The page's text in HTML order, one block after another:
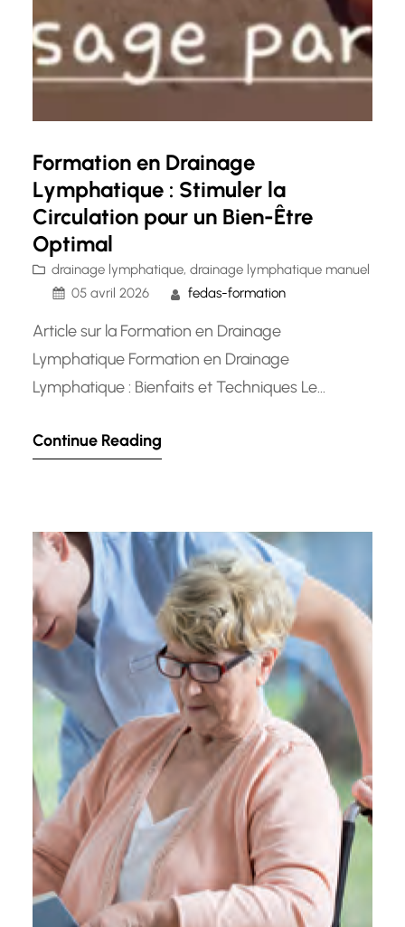
Formation en Drainage
Lymphatique : Stimuler la
Circulation pour un Bien-Être
Optimal
drainage lymphatique, drainage lymphatique manuel
05 avril 2026
fedas-formation
Article sur la Formation en Drainage
Lymphatique Formation en Drainage
Lymphatique : Bienfaits et Techniques Le
massage doux et rythmé qui vise à stimuler la
nombreux bienfaits sur la santé et le bien-être.
La formation…
Continue Reading